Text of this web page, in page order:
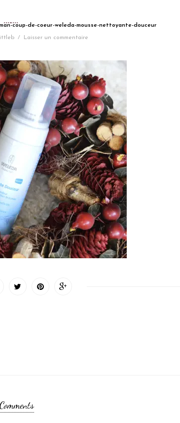
coup-de-coeur-weleda-mousse-nettoyante-douceur
/ Laisser un commentaire